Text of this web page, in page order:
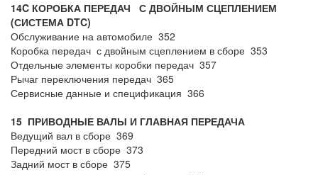
14C КОРОБКА ПЕРЕДАЧ С ДВОЙНЫМ СЦЕПЛЕНИЕМ
(СИСТЕМА DTC)
Обслуживание на автомобиле 352
Коробка передач с двойным сцеплением в сборе 353
Отдельные элементы коробки передач 357
Рычаг переключения передач 365
Сервисные данные и спецификация 366
15 ПРИВОДНЫЕ ВАЛЫ И ГЛАВНАЯ ПЕРЕДАЧА
Ведущий вал в сборе 369
Передний мост в сборе 373
Задний мост в сборе 375